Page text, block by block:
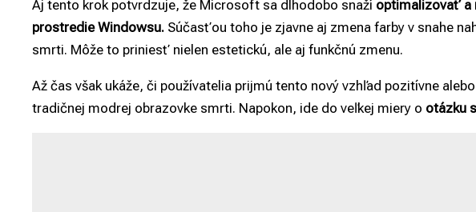
Aj tento krok potvrdzuje, že Microsoft sa dlhodobo snaží optimalizovať a
prostredie Windowsu. Súčasťou toho je zjavne aj zmena farby v snahe
smrti. Môže to priniesť nielen estetickú, ale aj funkčnú zmenu.
Až čas však ukáže, či používatelia prijmú tento nový vzhľad pozitívne
tradičnej modrej obrazovke smrti. Napokon, ide do veľkej miery o otázku